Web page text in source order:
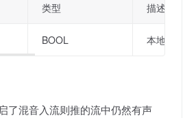
类型 描述
BOOL 本地静音
了混音入流则推的流中仍然有声